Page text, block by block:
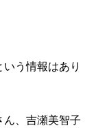
う情報はあり
ん、吉瀬美智子